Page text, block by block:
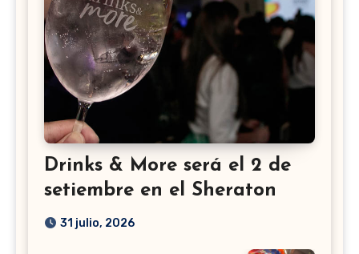
Drinks & More será el 2 de
setiembre en el Sheraton
31 julio, 2026